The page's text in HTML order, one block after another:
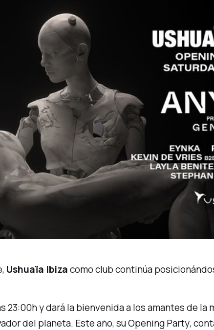
Ushuaïa Ibizacomo club continúa
23:00h y dará la bienvenida a los amantes de la
del planeta. Este año, suOpening Party,